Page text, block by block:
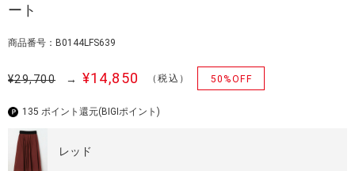
ート
商品番号：B0144LFS639
¥29,700 → ¥14,850 （税込） 50%OFF
135 ポイント還元(BIGIポイント)
レッド